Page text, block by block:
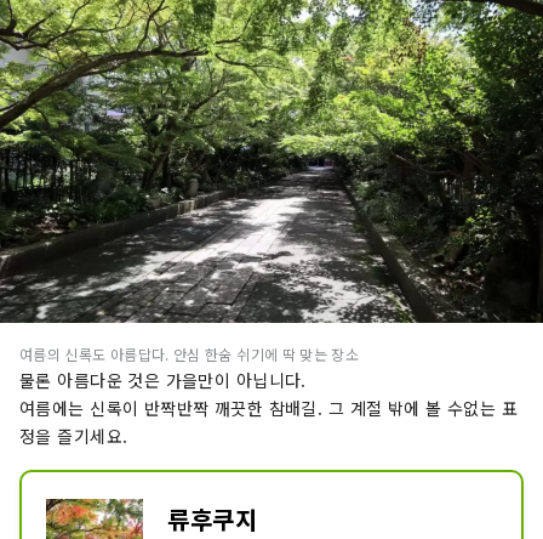
여름의 신록도 아름답다. 안심 한숨 쉬기에 딱 맞는 장소
물론 아름다운 것은 가을만이 아닙니다.
여름에는 신록이 반짝반짝 깨끗한 참배길. 그 계절 밖에 볼 수없는 표
정을 즐기세요.
류후쿠지